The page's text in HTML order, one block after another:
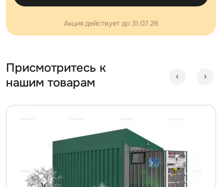
Акция действует до 31.07.26
Присмотритесь к
нашим товарам